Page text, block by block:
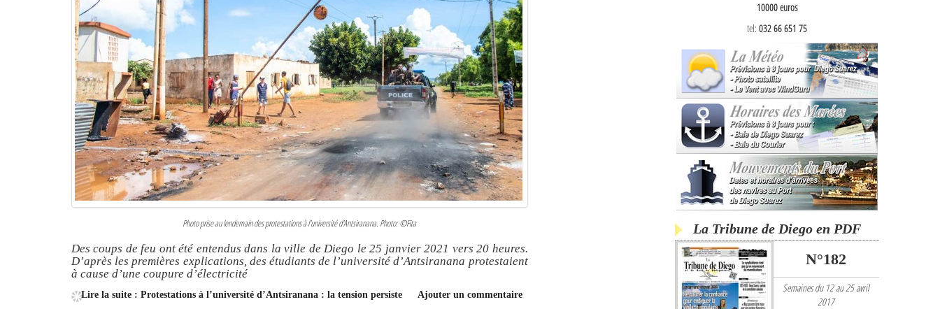
Photo prise au lendemain des protestations à l'université d'Antsiranana. Photo: ©Fita
Des coups de feu ont été entendus dans la ville de Diego le 25 janvier 2021 vers 20 heures.
D’après les premières explications, des étudiants de l’université d’Antsiranana protestaient
à cause d’une coupure d’électricité
Lire la suite : Protestations à l’université d’Antsiranana : la tension persiste Ajouter un commentaire
10000 euros
tel: 032 66 651 75
La Tribune de Diego en PDF
N°182
Semaines du 12 au 25 avril
2017